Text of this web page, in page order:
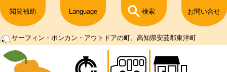
閲覧補助 Language 検索 お問い合せ
サーフィン・ポンカン・アウトドアの町、高知県安芸郡東洋町